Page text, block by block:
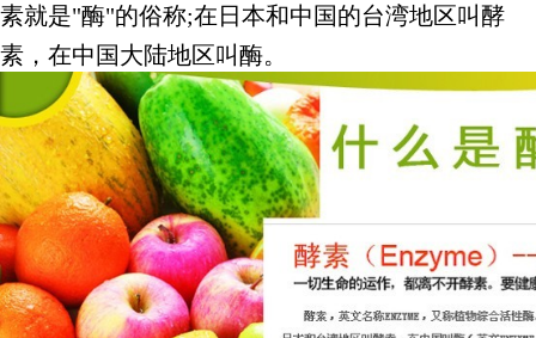
素就是"酶"的俗称;在日本和中国的台湾地区叫酵
素，在中国大陆地区叫酶。